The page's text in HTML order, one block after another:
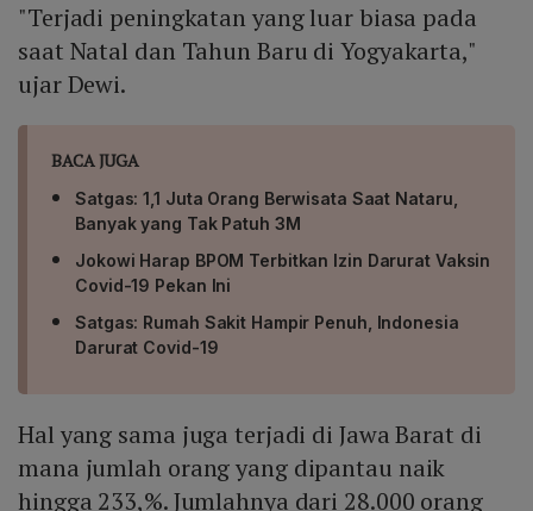
"Terjadi peningkatan yang luar biasa pada
saat Natal dan Tahun Baru di Yogyakarta,"
ujar Dewi.
BACA JUGA
Satgas: 1,1 Juta Orang Berwisata Saat Nataru,
Banyak yang Tak Patuh 3M
Jokowi Harap BPOM Terbitkan Izin Darurat Vaksin
Covid-19 Pekan Ini
Satgas: Rumah Sakit Hampir Penuh, Indonesia
Darurat Covid-19
Hal yang sama juga terjadi di Jawa Barat di
mana jumlah orang yang dipantau naik
hingga 233,%. Jumlahnya dari 28.000 orang